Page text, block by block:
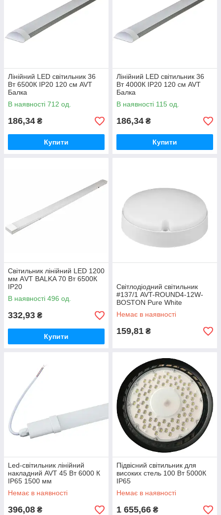
Лінійний LED світильник 36
Вт 6500К IP20 120 см AVT
Балка
В наявності 712 од.
186,34 ₴
Купити
Лінійний LED світильник 36
Вт 4000К IP20 120 см AVT
Балка
В наявності 115 од.
186,34 ₴
Купити
Світильник лінійний LED 1200
мм АVТ BALKA 70 Вт 6500К
IP20
В наявності 496 од.
332,93 ₴
Купити
Світлодіодний світильник
#137/1 AVT-ROUND4-12W-
BOSTON Pure White
Немає в наявності
159,81 ₴
Led-світильник лінійний
накладний AVT 45 Вт 6000 К
IP65 1500 мм
Немає в наявності
396,08 ₴
Підвісний світильник для
високих стель 100 Вт 5000К
IP65
Немає в наявності
1 655,66 ₴